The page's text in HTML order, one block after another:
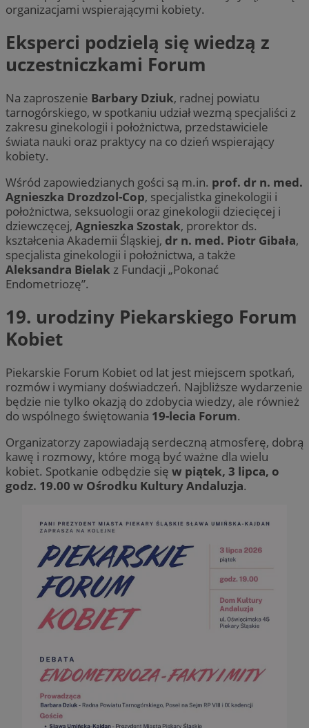
organizacjami wspierającymi kobiety.
Eksperci podzielą się wiedzą z
uczestniczkami Forum
Na zaproszenie Barbary Dziuk, radnej powiatu
tarnogórskiego, w spotkaniu udział wezmą specjaliści z
zakresu ginekologii i położnictwa, przedstawiciele
świata nauki oraz praktycy na co dzień wspierający
kobiety.
Wśród zapowiedzianych gości są m.in. prof. dr n. med.
Agnieszka Drozdzol-Cop, specjalistka ginekologii i
położnictwa, seksuologii oraz ginekologii dziecięcej i
dziewczęcej, Agnieszka Szostak, prorektor ds.
kształcenia Akademii Śląskiej, dr n. med. Piotr Gibała,
specjalista ginekologii i położnictwa, a także
Aleksandra Bielak z Fundacji „Pokonać
Endometriozę”.
19. urodziny Piekarskiego Forum
Kobiet
Piekarskie Forum Kobiet od lat jest miejscem spotkań,
rozmów i wymiany doświadczeń. Najbliższe wydarzenie
będzie nie tylko okazją do zdobycia wiedzy, ale również
do wspólnego świętowania 19-lecia Forum.
Organizatorzy zapowiadają serdeczną atmosferę, dobrą
kawę i rozmowy, które mogą być ważne dla wielu
kobiet. Spotkanie odbędzie się w piątek, 3 lipca, o
godz. 19.00 w Ośrodku Kultury Andaluzja.